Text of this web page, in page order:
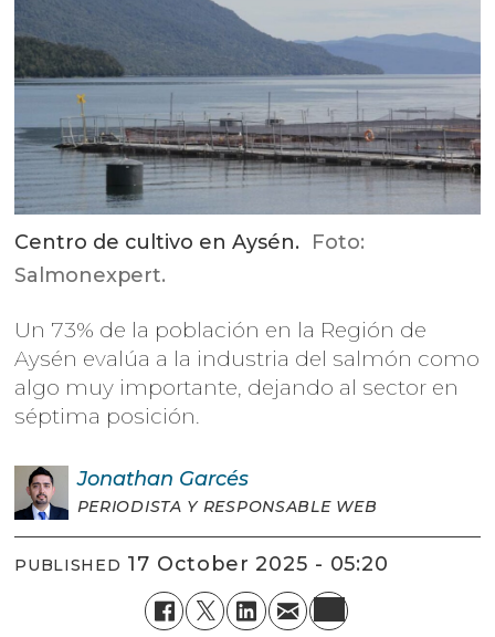
Centro de cultivo en Aysén. Foto:
Salmonexpert.
Un 73% de la población en la Región de
Aysén evalúa a la industria del salmón como
algo muy importante, dejando al sector en
séptima posición.
Jonathan Garcés
PERIODISTA Y RESPONSABLE WEB
PUBLISHED 17 October 2025 - 05:20